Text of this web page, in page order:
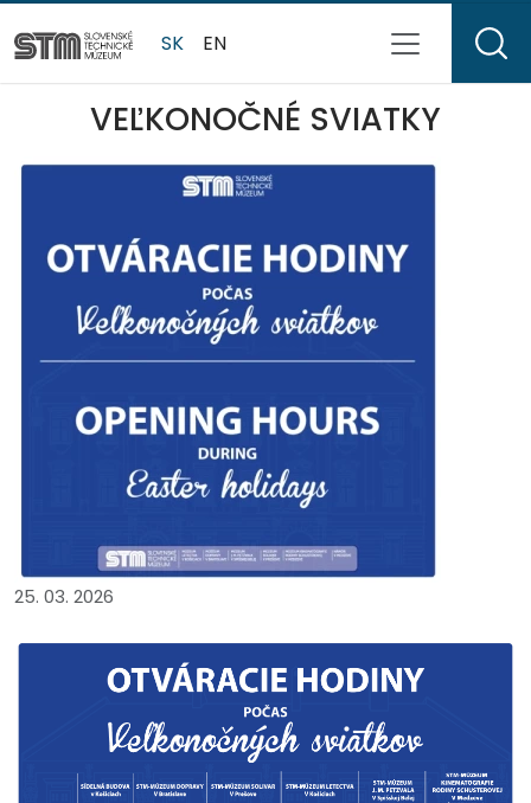
SK EN
VEĽKONOČNÉ SVIATKY
25. 03. 2026